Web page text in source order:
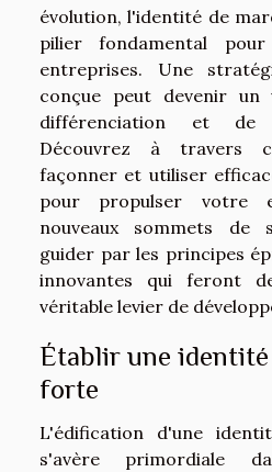
évolution, l'identité de
pilier fondamental
entreprises. Une
conçue peut devenir un
différenciation et de
Découvrez à travers
façonner et utiliser
pour propulser votre
nouveaux sommets de
guider par les principes
innovantes qui feront
véritable levier de
Établir une identité
forte
L'édification d'une
s'avère primordiale